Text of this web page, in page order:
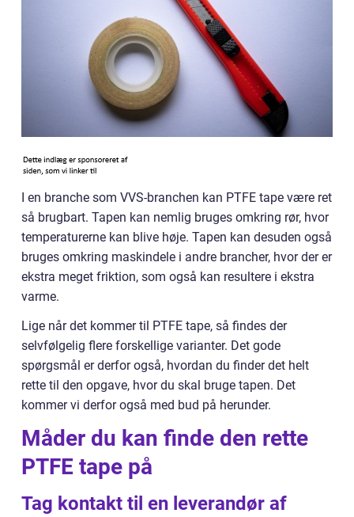
I en branche som VVS-branchen kan PTFE tape være ret
så brugbart. Tapen kan nemlig bruges omkring rør, hvor
temperaturerne kan blive høje. Tapen kan desuden også
bruges omkring maskindele i andre brancher, hvor der er
ekstra meget friktion, som også kan resultere i ekstra
varme.
Lige når det kommer til PTFE tape, så findes der
selvfølgelig flere forskellige varianter. Det gode
spørgsmål er derfor også, hvordan du finder det helt
rette til den opgave, hvor du skal bruge tapen. Det
kommer vi derfor også med bud på herunder.
Måder du kan finde den rette
PTFE tape på
Tag kontakt til en leverandør af